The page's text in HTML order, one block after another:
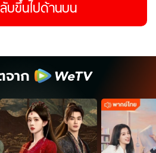
บขึ้นไปด้านบน
าก